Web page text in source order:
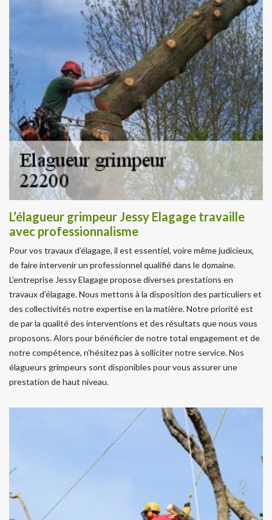
L’élagueur grimpeur Jessy Elagage travaille
avec professionnalisme
Pour vos travaux d’élagage, il est essentiel, voire même judicieux,
de faire intervenir un professionnel qualifié dans le domaine.
L’entreprise Jessy Elagage propose diverses prestations en
travaux d’élagage. Nous mettons à la disposition des particuliers et
des collectivités notre expertise en la matière. Notre priorité est
de par la qualité des interventions et des résultats que nous vous
proposons. Alors pour bénéficier de notre total engagement et de
notre compétence, n’hésitez pas à solliciter notre service. Nos
élagueurs grimpeurs sont disponibles pour vous assurer une
prestation de haut niveau.